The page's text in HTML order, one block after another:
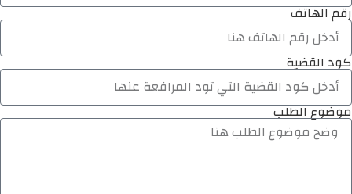
رقم الهاتف
كود القضية
موضوع الطلب